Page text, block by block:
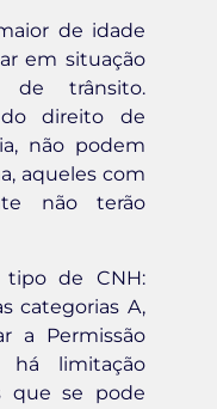
de idade
em situação
de trânsito.
do direito de
não podem
aqueles com
não terão
tipo de CNH:
categorias A,
a Permissão
há limitação
que se pode